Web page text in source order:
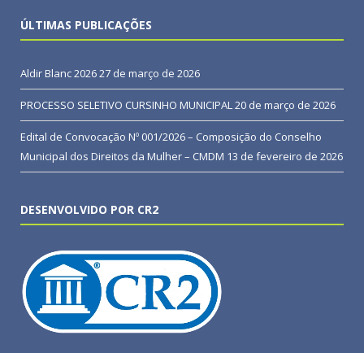
ÚLTIMAS PUBLICAÇÕES
Aldir Blanc 202627 de março de 2026
PROCESSO SELETIVO CURSINHO MUNICIPAL20 de março de 2026
Edital de Convocação Nº 001/2026 – Composição do Conselho
Municipal dos Direitos da Mulher – CMDM 13 de fevereiro de 2026
DESENVOLVIDO POR CR2